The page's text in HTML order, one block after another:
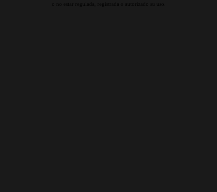
o no estar regulada, registrada o autorizado su uso.